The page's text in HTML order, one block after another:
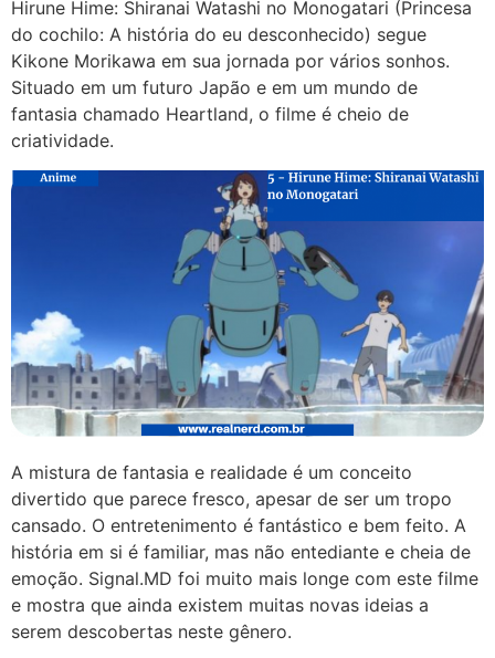
Hirune Hime: Shiranai Watashi no Monogatari (Princesa
do cochilo: A história do eu desconhecido) segue
Kikone Morikawa em sua jornada por vários sonhos.
Situado em um futuro Japão e em um mundo de
fantasia chamado Heartland, o filme é cheio de
criatividade.
A mistura de fantasia e realidade é um conceito
divertido que parece fresco, apesar de ser um tropo
cansado. O entretenimento é fantástico e bem feito. A
história em si é familiar, mas não entediante e cheia de
emoção. Signal.MD foi muito mais longe com este filme
e mostra que ainda existem muitas novas ideias a
serem descobertas neste gênero.